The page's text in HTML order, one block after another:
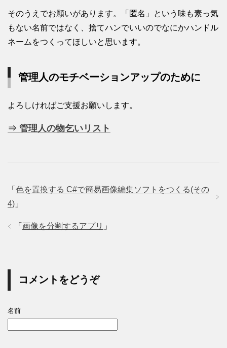
そのうえでお願いがあります。「匿名」という味も素っ気
もない名前ではなく、捨てハンでいいのでなにかハンドル
ネームをつくってほしいと思います。
管理人のモチベーションアップのために
よろしければご支援お願いします。
⇒ 管理人の物乞いリスト
「 色を置換する C#で簡易画像編集ソフトをつくる(その
4) 」
「 画像を分割するアプリ 」
コメントをどうぞ
名前